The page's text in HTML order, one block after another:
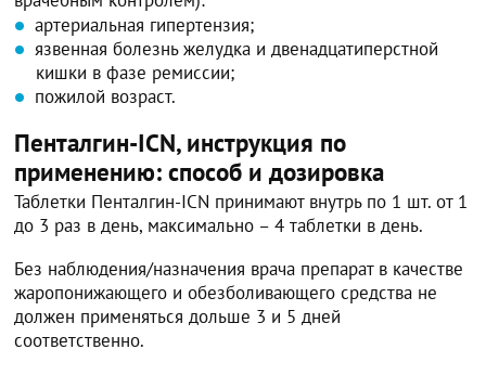
артериальная гипертензия;
язвенная болезнь желудка и двенадцатиперстной
кишки в фазе ремиссии;
пожилой возраст.
Пенталгин-ICN, инструкция по
применению: способ и дозировка
Таблетки Пенталгин-ICN принимают внутрь по 1 шт. от 1
до 3 раз в день, максимально – 4 таблетки в день.
Без наблюдения/назначения врача препарат в качестве
жаропонижающего и обезболивающего средства не
должен применяться дольше 3 и 5 дней
соответственно.